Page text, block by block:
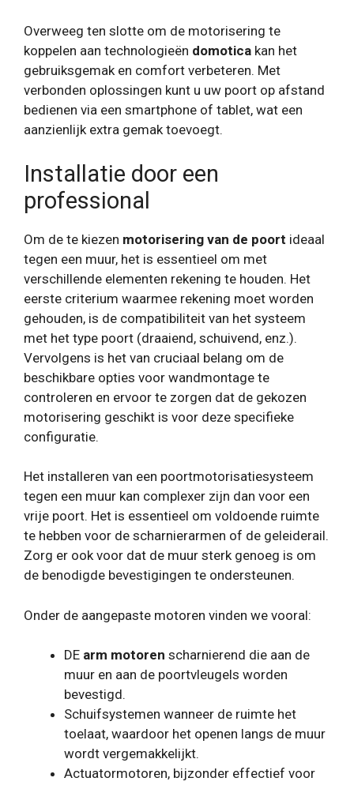
Overweeg ten slotte om de motorisering te
koppelen aan technologieën domotica kan het
gebruiksgemak en comfort verbeteren. Met
verbonden oplossingen kunt u uw poort op afstand
bedienen via een smartphone of tablet, wat een
aanzienlijk extra gemak toevoegt.
Installatie door een
professional
Om de te kiezen motorisering van de poort ideaal
tegen een muur, het is essentieel om met
verschillende elementen rekening te houden. Het
eerste criterium waarmee rekening moet worden
gehouden, is de compatibiliteit van het systeem
met het type poort (draaiend, schuivend, enz.).
Vervolgens is het van cruciaal belang om de
beschikbare opties voor wandmontage te
controleren en ervoor te zorgen dat de gekozen
motorisering geschikt is voor deze specifieke
configuratie.
Het installeren van een poortmotorisatiesysteem
tegen een muur kan complexer zijn dan voor een
vrije poort. Het is essentieel om voldoende ruimte
te hebben voor de scharnierarmen of de geleiderail.
Zorg er ook voor dat de muur sterk genoeg is om
de benodigde bevestigingen te ondersteunen.
Onder de aangepaste motoren vinden we vooral:
DE arm motoren scharnierend die aan de
muur en aan de poortvleugels worden
bevestigd.
Schuifsystemen wanneer de ruimte het
toelaat, waardoor het openen langs de muur
wordt vergemakkelijkt.
Actuatormotoren, bijzonder effectief voor